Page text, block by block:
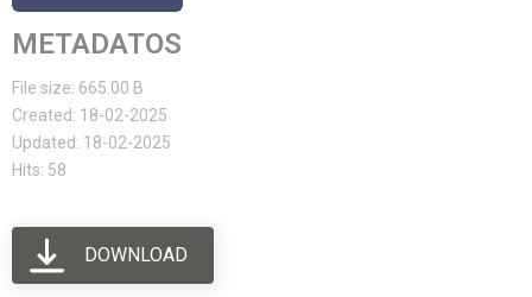
METADATOS
File size: 665.00 B
Created: 18-02-2025
Updated: 18-02-2025
Hits: 58
DOWNLOAD